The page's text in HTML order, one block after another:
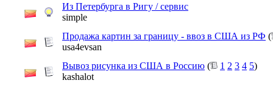
Из Петербурга в Ригу / сервис
simple
Продажа картин за границу - ввоз в США из РФ (
usa4evsan
Вывоз рисунка из США в Россию ( 1 2 3 4 5)
kashalot